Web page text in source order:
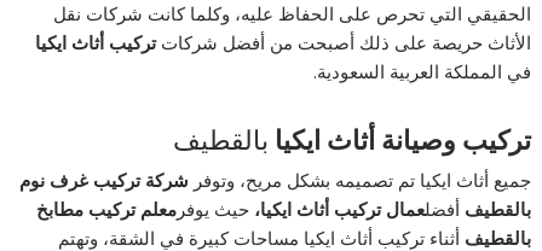
الحقيقي التي تحرص على الحفاظ عليه، وكلما كانت شركات نقل
الأثاث حريصة على ذلك أصبحت من أفضل شركاتتركيب أثاث ايكيا
في المملكة العربية السعودية.
تركيب وصيانة أثاث ايكيا بالقطيف
جميع أثاث ايكيا تم تصميمه بشكل مريح، وتوفر شركة تركيب غرف نوم
بالقطيفأفضلعمال تركيب أثاث ايكيا، حيث يوفرمعلم تركيب مطابخ
بالقطيفأثناء تركيب أثاث ايكيا مساحات كبيرة في الشقة، وتهتم